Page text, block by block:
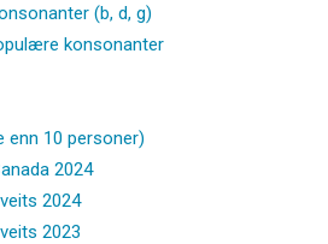
(b, d, g)
konsonanter
enn 10 personer)
2024
2024
2023